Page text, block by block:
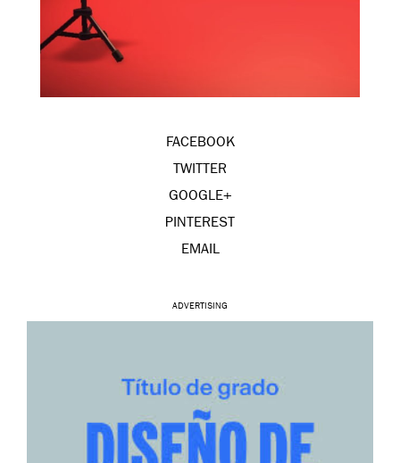
FACEBOOK
TWITTER
GOOGLE+
PINTEREST
EMAIL
ADVERTISING